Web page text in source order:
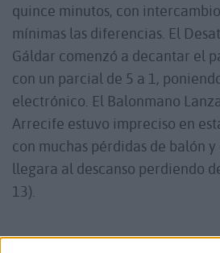
quince minutos, con
mínimas las diferencias. El
Gáldar comenzó a decantar el
con un parcial de 5 a 1,
electrónico. El Balonmano
Arrecife estuvo impreciso en
con muchas pérdidas de balón
llegara al descanso perdiendo
13).
El juego del Balonmano